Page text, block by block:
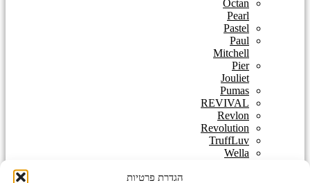
הגדרת פרטיות
Octan
Pearl
Pastel
Paul
Mitchell
Pier
Jouliet
Pumas
REVIVAL
Revlon
Revolution
TruffLuv
Wella